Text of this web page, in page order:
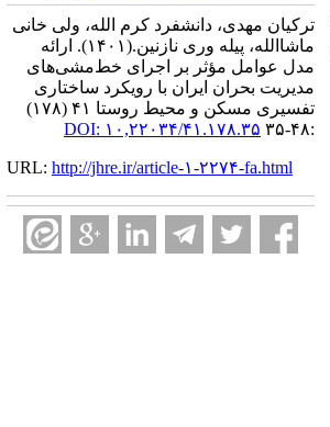
ترکیان مهدی، دانشفرد کرم الله، ولی خانی
ماشاالله، پیله وری نازنین.(۱۴۰۱).
ارائه
مدل عوامل مؤثر بر اجرای خط‌مشی‌های
مدیریت بحران ایران با رویکرد ساختاری
تفسیری مسکن و محیط روستا ۴۱ (۱۷۸)
:۴۸-۳۵
DOI: ۱۰,۲۲۰۳۴/۴۱.۱۷۸.۳۵
URL: http://jhre.ir/article-۱-۲۲۷۴-fa.html